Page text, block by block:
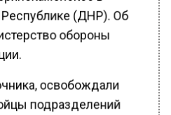
(ДНР). Об
обороны
освобождали
подразделений